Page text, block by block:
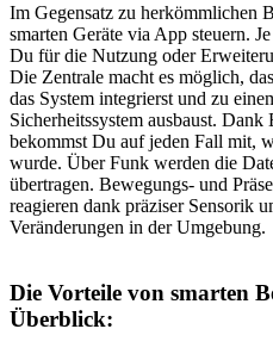
Im Gegensatz zu herkömmlichen
smarten Geräte via App steuern.
Du für die Nutzung oder
Die Zentrale macht es möglich,
das System integrierst und zu
Sicherheitssystem ausbaust.
bekommst Du auf jeden Fall mit,
wurde. Über Funk werden die
übertragen. Bewegungs- und
reagieren dank präziser Sensorik
Veränderungen in der Umgebung.
Die Vorteile von smarten
Überblick: